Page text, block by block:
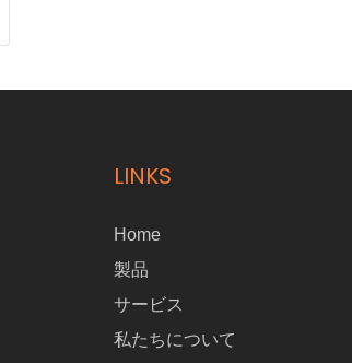
LINKS
Home
製品
サービス
私たちについて